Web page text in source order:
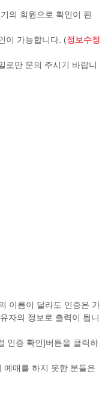
의 회원으로 확인이 된
이 가능합니다. (정보수정
로만 문의 주시기 바랍니
이름이 달라도 인증은 가
자의 정보로 출력이 됩니
인증 확인]버튼을 클릭하
예매를 하지 못한 분들은